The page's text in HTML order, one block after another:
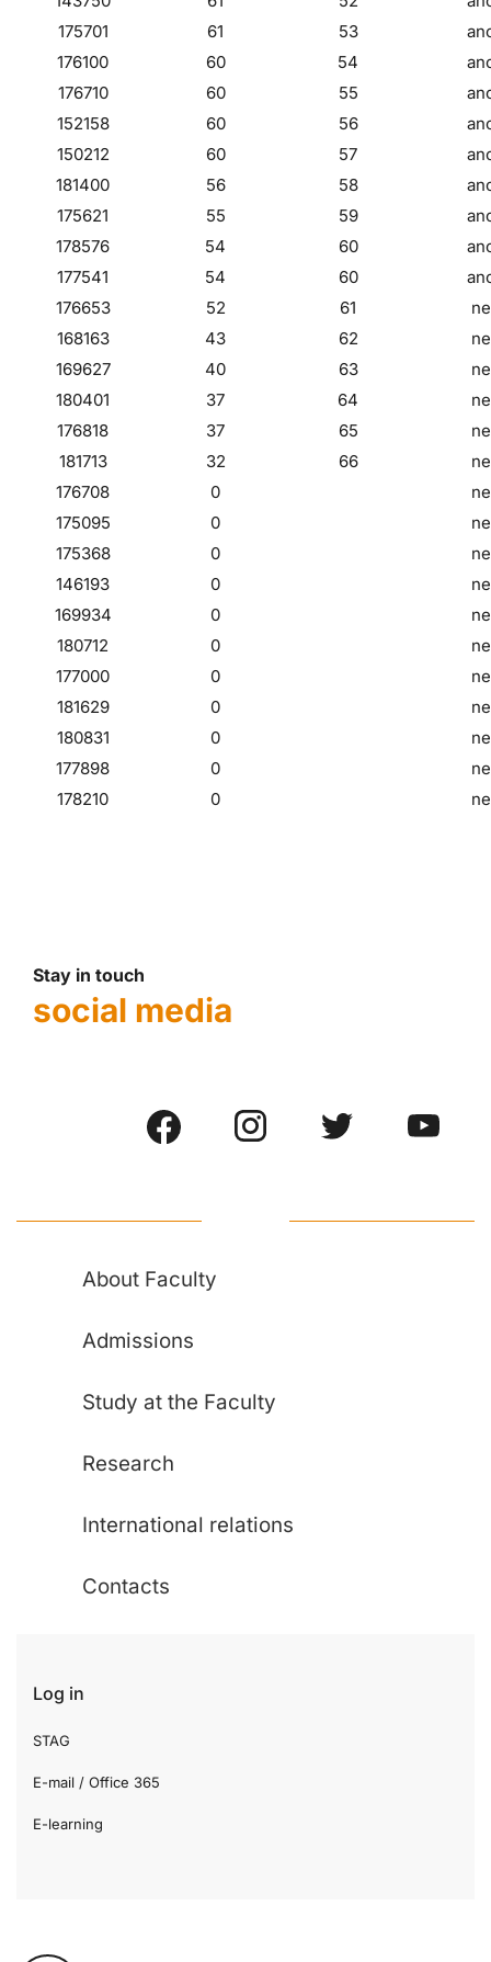
175701
61 53
176100
60 54
176710
60 55
152158
60 56
150212
60 57
181400
56 58
175621
55 59
178576
54 60
177541
54 60
176653
52 61
ne
168163
43 62
ne
169627
40 63
ne
180401
37 64
ne
176818
37 65
ne
181713
32 66
ne
176708
0
ne
175095
0
ne
175368
0
ne
146193
0
ne
169934
0
ne
180712
0
ne
177000
0
ne
181629
0
ne
180831
0
ne
177898
0
ne
178210
0 ne
Stay in touch
social media
About Faculty
Admissions
Study at the Faculty
Research
International relations
Contacts
Log in
STAG
E-mail / Office 365
E-learning